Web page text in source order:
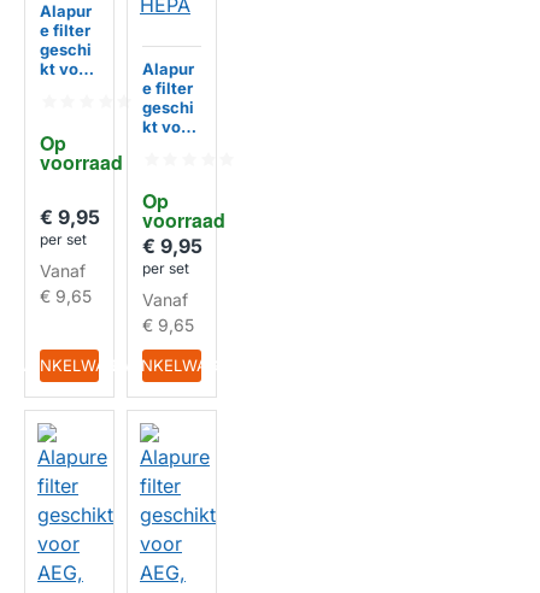
HUISMERK
Op
voorraad
Alapur
e filter
geschi
kt voor
13W
Blauw
€ 9,95
per set
Vanaf
€ 9,65
IN WINKELWAGEN HUISMERK
Op
voorraad
Alapur
e filter
geschi
kt voor
113093
9018
EFH12
H12
Blauw
HEPA
€ 9,95
per set
Vanaf
€ 9,65
IN WINKELWAGEN